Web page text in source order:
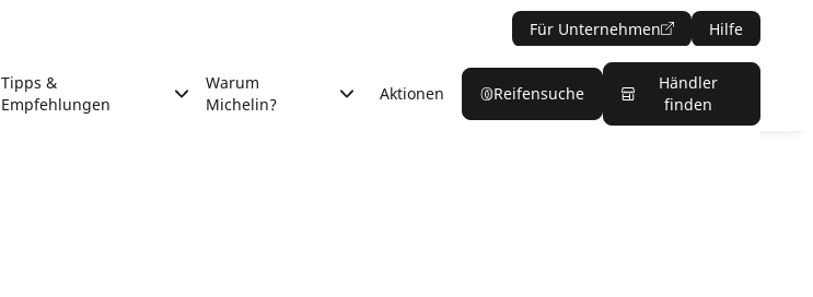
Für Unternehmen Hilfe
Tipps &
Empfehlungen
Warum
Michelin?
Aktionen Reifensuche
Händler
finden